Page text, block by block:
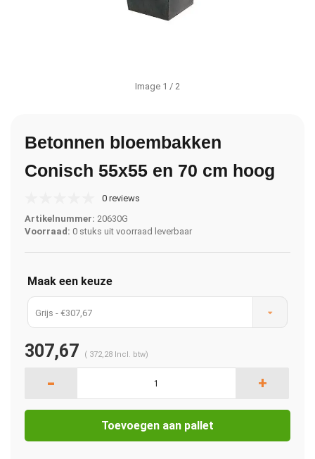
Image 1 / 2
Betonnen bloembakken
Conisch 55x55 en 70 cm hoog
0 reviews
Artikelnummer: 20630G
Voorraad: 0 stuks uit voorraad leverbaar
Maak een keuze
Grijs - €307,67
307,67 ( 372,28 Incl. btw)
- +
Toevoegen aan pallet